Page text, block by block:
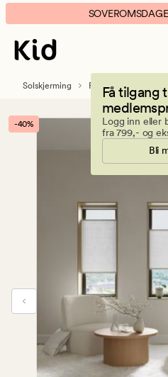
Iman
opp&ned
trådløs
plisségardin
banner.
Klikk
ESCAPE
pause.
Få tilgang
Logg inn eller
fra 799,- og
Bli
Solskjerming Plissegardiner
-40%